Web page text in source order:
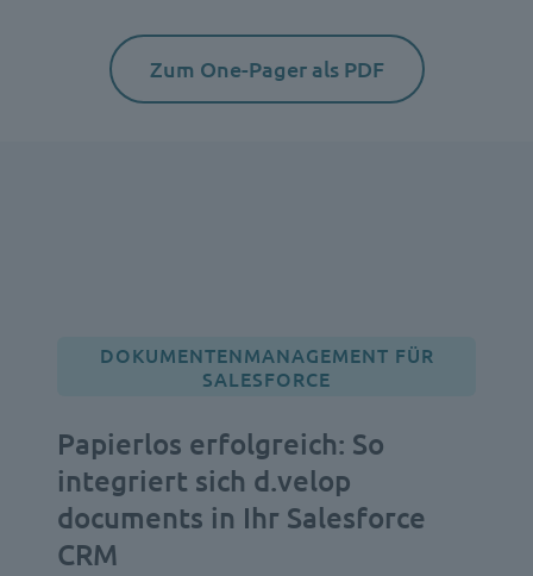
Zum One-Pager als PDF
DOKUMENTENMANAGEMENT FÜR
SALESFORCE
Papierlos erfolgreich: So
integriert sich d.velop
documents in Ihr Salesforce
CRM